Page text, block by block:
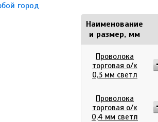
Наименование
и размер, мм
Проволока
торговая о/к
0,3 мм светл
Проволока
торговая о/к
0,4 мм светл